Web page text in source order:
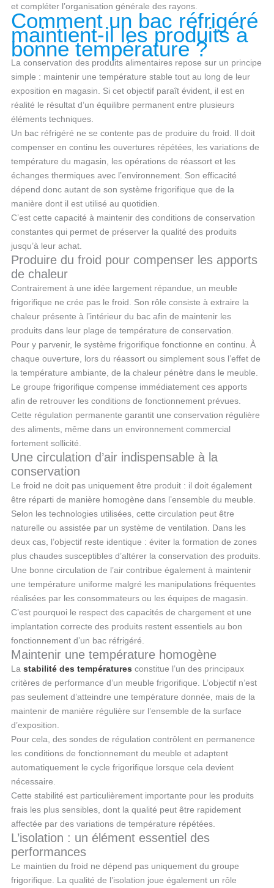
et compléter l’organisation générale des rayons.
Comment un bac réfrigéré
maintient-il les produits à
bonne température ?
La conservation des produits alimentaires repose sur un principe
simple : maintenir une température stable tout au long de leur
exposition en magasin. Si cet objectif paraît évident, il est en
réalité le résultat d’un équilibre permanent entre plusieurs
éléments techniques.
Un bac réfrigéré ne se contente pas de produire du froid. Il doit
compenser en continu les ouvertures répétées, les variations de
température du magasin, les opérations de réassort et les
échanges thermiques avec l’environnement. Son efficacité
dépend donc autant de son système frigorifique que de la
manière dont il est utilisé au quotidien.
C’est cette capacité à maintenir des conditions de conservation
constantes qui permet de préserver la qualité des produits
jusqu’à leur achat.
Produire du froid pour compenser les apports
de chaleur
Contrairement à une idée largement répandue, un meuble
frigorifique ne crée pas le froid. Son rôle consiste à extraire la
chaleur présente à l’intérieur du bac afin de maintenir les
produits dans leur plage de température de conservation.
Pour y parvenir, le système frigorifique fonctionne en continu. À
chaque ouverture, lors du réassort ou simplement sous l’effet de
la température ambiante, de la chaleur pénètre dans le meuble.
Le groupe frigorifique compense immédiatement ces apports
afin de retrouver les conditions de fonctionnement prévues.
Cette régulation permanente garantit une conservation régulière
des aliments, même dans un environnement commercial
fortement sollicité.
Une circulation d’air indispensable à la
conservation
Le froid ne doit pas uniquement être produit : il doit également
être réparti de manière homogène dans l’ensemble du meuble.
Selon les technologies utilisées, cette circulation peut être
naturelle ou assistée par un système de ventilation. Dans les
deux cas, l’objectif reste identique : éviter la formation de zones
plus chaudes susceptibles d’altérer la conservation des produits.
Une bonne circulation de l’air contribue également à maintenir
une température uniforme malgré les manipulations fréquentes
réalisées par les consommateurs ou les équipes de magasin.
C’est pourquoi le respect des capacités de chargement et une
implantation correcte des produits restent essentiels au bon
fonctionnement d’un bac réfrigéré.
Maintenir une température homogène
La stabilité des températures constitue l’un des principaux
critères de performance d’un meuble frigorifique. L’objectif n’est
pas seulement d’atteindre une température donnée, mais de la
maintenir de manière régulière sur l’ensemble de la surface
d’exposition.
Pour cela, des sondes de régulation contrôlent en permanence
les conditions de fonctionnement du meuble et adaptent
automatiquement le cycle frigorifique lorsque cela devient
nécessaire.
Cette stabilité est particulièrement importante pour les produits
frais les plus sensibles, dont la qualité peut être rapidement
affectée par des variations de température répétées.
L’isolation : un élément essentiel des
performances
Le maintien du froid ne dépend pas uniquement du groupe
frigorifique. La qualité de l’isolation joue également un rôle